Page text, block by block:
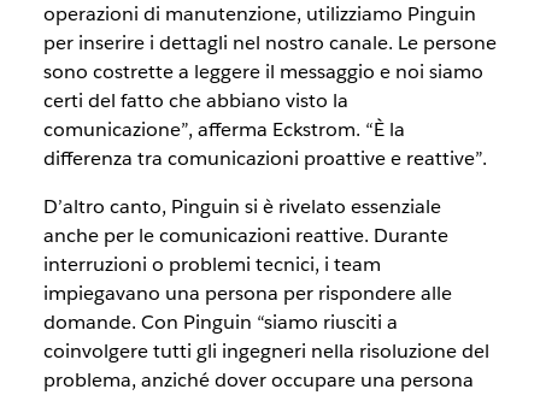
operazioni di manutenzione, utilizziamo Pinguin
per inserire i dettagli nel nostro canale. Le persone
sono costrette a leggere il messaggio e noi siamo
certi del fatto che abbiano visto la
comunicazione”, afferma Eckstrom. “È la
differenza tra comunicazioni proattive e reattive”.
D’altro canto, Pinguin si è rivelato essenziale
anche per le comunicazioni reattive. Durante
interruzioni o problemi tecnici, i team
impiegavano una persona per rispondere alle
domande. Con Pinguin “siamo riusciti a
coinvolgere tutti gli ingegneri nella risoluzione del
problema, anziché dover occupare una persona